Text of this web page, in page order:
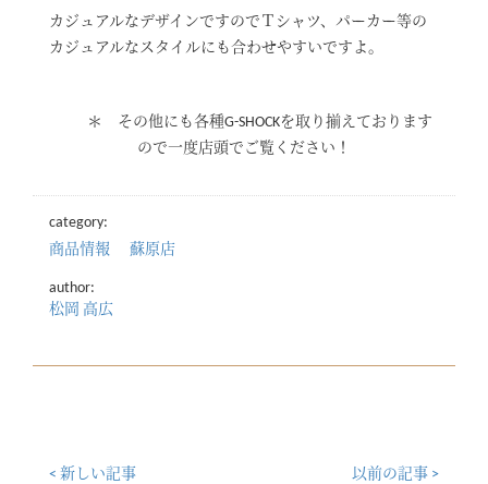
カジュアルなデザインですのでＴシャツ、パーカー等の
カジュアルなスタイルにも合わせやすいですよ。
＊ その他にも各種G-SHOCKを取り揃えております
ので一度店頭でご覧ください！
category:
商品情報
蘇原店
author:
松岡 高広
< 新しい記事 以前の記事 >